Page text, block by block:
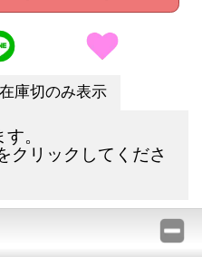
在庫切のみ表示
。
クリックしてくださ